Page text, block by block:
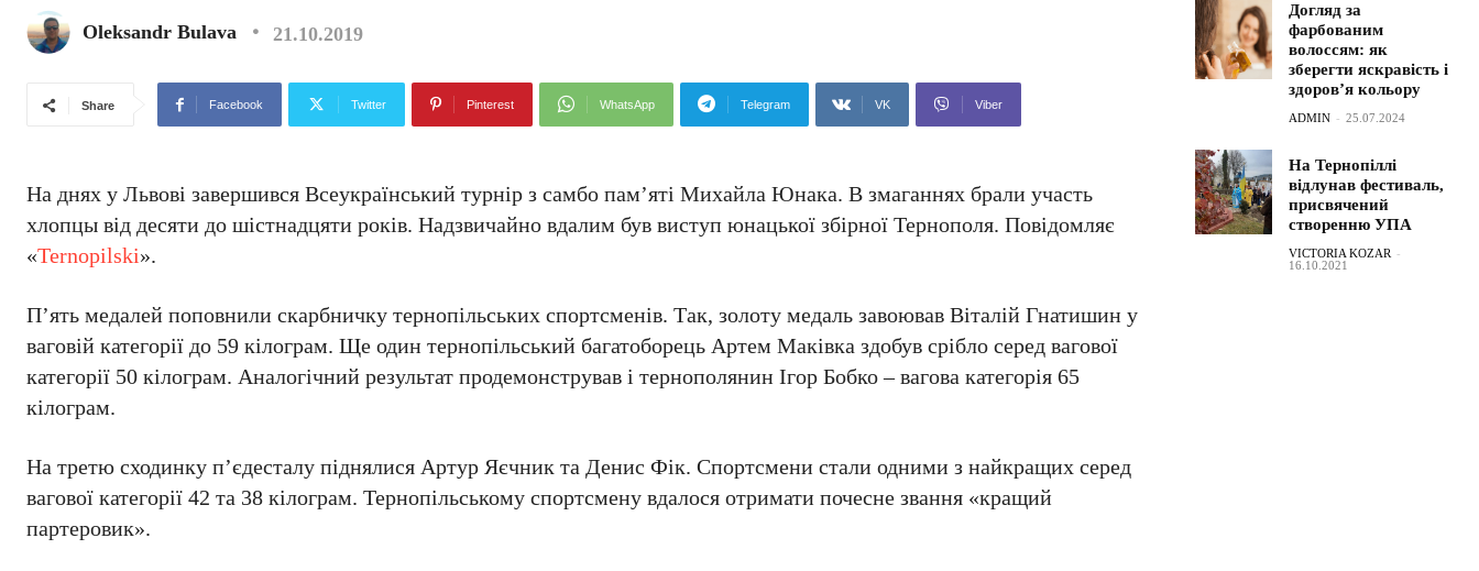
Oleksandr Bulava 21.10.2019
Share Facebook Twitter Pinterest WhatsApp Telegram VK Viber
На днях у Львові завершився Всеукраїнський турнір з самбо пам’яті Михайла Юнака. В змаганнях брали участь
хлопцы від десяти до шістнадцяти років. Надзвичайно вдалим був виступ юнацької збірної Тернополя. Повідомляє
«Ternopilski».
П’ять медалей поповнили скарбничку тернопільських спортсменів. Так, золоту медаль завоював Віталій Гнатишин у
ваговій категорії до 59 кілограм. Ще один тернопільський багатоборець Артем Маківка здобув срібло серед вагової
категорії 50 кілограм. Аналогічний результат продемонстрував і тернополянин Ігор Бобко – вагова категорія 65
кілограм.
На третю сходинку п’єдесталу піднялися Артур Яєчник та Денис Фік. Спортсмени стали одними з найкращих серед
вагової категорії 42 та 38 кілограм. Тернопільському спортсмену вдалося отримати почесне звання «кращий
партеровик».
Догляд за
фарбованим
волоссям: як
зберегти яскравість і
здоров’я кольору
ADMIN - 25.07.2024
На Тернопіллі
відлунав фестиваль,
присвячений
створенню УПА
VICTORIA KOZAR -
16.10.2021